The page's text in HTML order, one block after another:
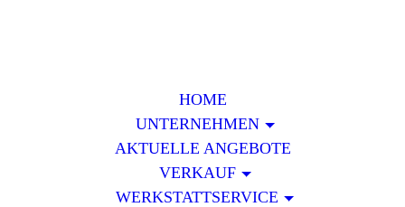
HOME
UNTERNEHMEN
AKTUELLE ANGEBOTE
VERKAUF
WERKSTATTSERVICE